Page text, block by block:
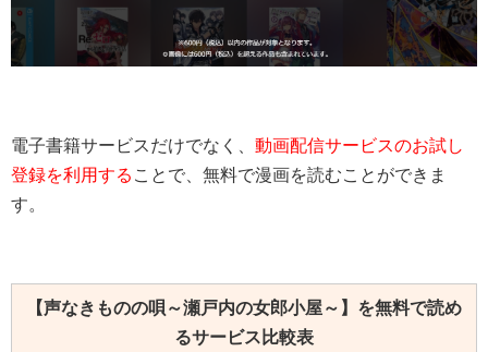
電子書籍サービスだけでなく、 動画配信サービスのお試し
登録を利用する ことで、無料で漫画を読むことができま
す。
【声なきものの唄～瀬戸内の女郎小屋～】を無料で読め
るサービス比較表